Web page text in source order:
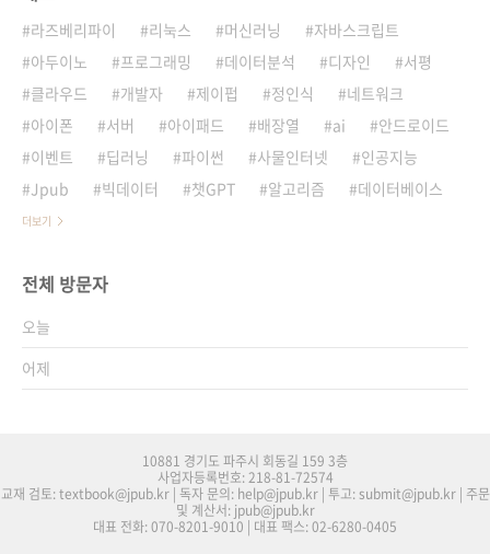
라즈베리파이 리눅스 머신러닝
자바스크립트
아두이노
프로그래밍 데이터분석 디자인
서평
클라우드
개발자 제이펍 정인식
네트워크
아이폰
서버 아이패드 배장열 ai
안드로이드
이벤트
딥러닝 파이썬 사물인터넷
인공지능
Jpub
빅데이터 챗GPT 알고리즘 데이터베이스
더보기
전체 방문자
오늘
어제
10881 경기도 파주시 회동길 159 3층
사업자등록번호: 218-81-72574
교재 검토: textbook@jpub.kr | 독자 문의: help@jpub.kr | 투고: submit@jpub.kr | 주문
및 계산서: jpub@jpub.kr
대표 전화: 070-8201-9010 | 대표 팩스: 02-6280-0405